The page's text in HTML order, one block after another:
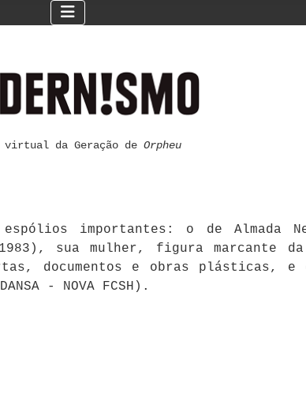
virtual da Geração de Orpheu
importantes: o de Almada
sua mulher, figura marcante
documentos e obras plásticas, e
- NOVA FCSH).